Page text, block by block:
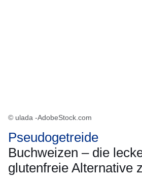
© ulada -AdobeStock.com
Pseudogetreide
Buchweizen – die
glutenfreie Alternative